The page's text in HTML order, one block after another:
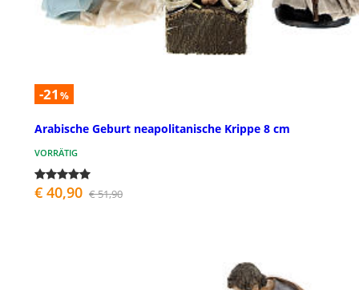
-21 %
Arabische Geburt neapolitanische Krippe 8 cm
VORRÄTIG
€ 40,90 € 51,90